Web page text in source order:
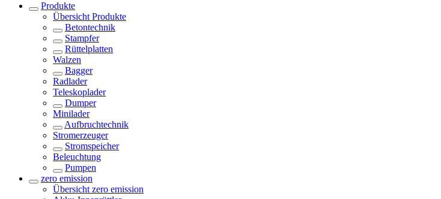
Produkte
Übersicht Produkte
Betontechnik
Stampfer
Rüttelplatten
Walzen
Bagger
Radlader
Teleskoplader
Dumper
Minilader
Aufbruchtechnik
Stromerzeuger
Stromspeicher
Beleuchtung
Pumpen
zero emission
Übersicht zero emission